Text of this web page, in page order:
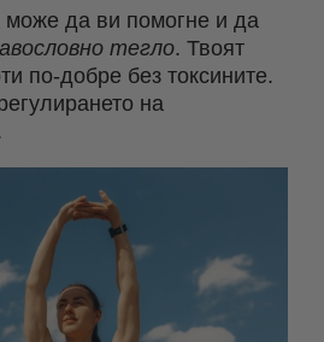
може да ви помогне и да
тегло. Твоят
по-добре без токсините.
на